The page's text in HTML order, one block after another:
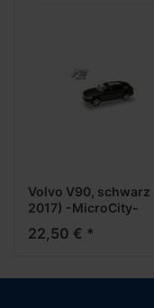
Volvo V90, schwarz
2017) -MicroCity-
22,50 € *